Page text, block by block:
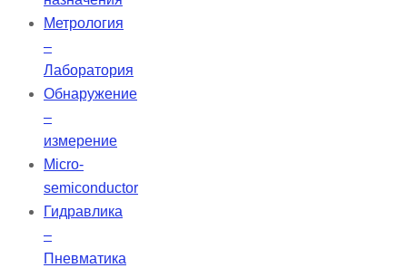
Метрология
–
Лаборатория
Обнаружение
–
измерение
Micro-
semiconductor
Гидравлика
–
Пневматика